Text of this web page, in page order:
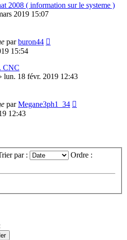
2008 ( information sur le systeme )
2019 15:07
parburon44
15:54
CNC
lun. 18 févr. 2019 12:43
parMegane3ph1_34
12:43
par : Ordre :